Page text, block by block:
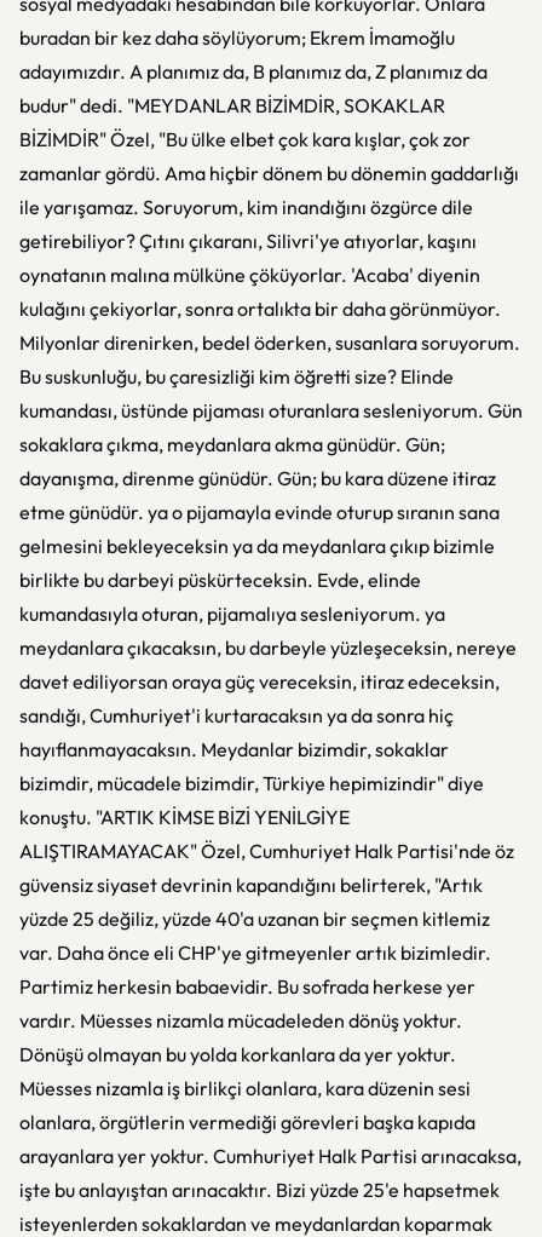
buradan bir kez daha söylüyorum; Ekrem İmamoğlu
adayımızdır. A planımız da, B planımız da, Z planımız da
budur" dedi. "MEYDANLAR BİZİMDİR, SOKAKLAR
BİZİMDİR" Özel, "Bu ülke elbet çok kara kışlar, çok zor
zamanlar gördü. Ama hiçbir dönem bu dönemin gaddarlığı
ile yarışamaz. Soruyorum, kim inandığını özgürce dile
getirebiliyor? Çıtını çıkaranı, Silivri'ye atıyorlar, kaşını
oynatanın malına mülküne çöküyorlar. 'Acaba' diyenin
kulağını çekiyorlar, sonra ortalıkta bir daha görünmüyor.
Milyonlar direnirken, bedel öderken, susanlara soruyorum.
Bu suskunluğu, bu çaresizliği kim öğretti size? Elinde
kumandası, üstünde pijaması oturanlara sesleniyorum. Gün
sokaklara çıkma, meydanlara akma günüdür. Gün;
dayanışma, direnme günüdür. Gün; bu kara düzene itiraz
etme günüdür. ya o pijamayla evinde oturup sıranın sana
gelmesini bekleyeceksin ya da meydanlara çıkıp bizimle
birlikte bu darbeyi püskürteceksin. Evde, elinde
kumandasıyla oturan, pijamalıya sesleniyorum. ya
meydanlara çıkacaksın, bu darbeyle yüzleşeceksin, nereye
davet ediliyorsan oraya güç vereceksin, itiraz edeceksin,
sandığı, Cumhuriyet'i kurtaracaksın ya da sonra hiç
hayıflanmayacaksın. Meydanlar bizimdir, sokaklar
bizimdir, mücadele bizimdir, Türkiye hepimizindir" diye
konuştu. "ARTIK KİMSE BİZİ YENİLGİYE
ALIŞTIRAMAYACAK" Özel, Cumhuriyet Halk Partisi'nde öz
güvensiz siyaset devrinin kapandığını belirterek, "Artık
yüzde 25 değiliz, yüzde 40'a uzanan bir seçmen kitlemiz
var. Daha önce eli CHP'ye gitmeyenler artık bizimledir.
Partimiz herkesin babaevidir. Bu sofrada herkese yer
vardır. Müesses nizamla mücadeleden dönüş yoktur.
Dönüşü olmayan bu yolda korkanlara da yer yoktur.
Müesses nizamla iş birlikçi olanlara, kara düzenin sesi
olanlara, örgütlerin vermediği görevleri başka kapıda
arayanlara yer yoktur. Cumhuriyet Halk Partisi arınacaksa,
işte bu anlayıştan arınacaktır. Bizi yüzde 25'e hapsetmek
isteyenlerden sokaklardan ve meydanlardan koparmak